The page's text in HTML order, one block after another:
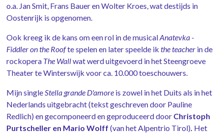
o.a. Jan Smit, Frans Bauer en Wolter Kroes, wat destijds in
Oostenrijk is opgenomen.
Ook kreeg ik de kans om een rol in de musicalAnatevka -
Fiddler on the Roofte spelen en later speelde ik the teacherin de
rockopera The Wallwat werd uitgevoerd in het Steengroeve
Theater te Winterswijk voor ca. 10.000 toeschouwers.
Mijn singleStella grande D'amoreis zowel in het Duits als in het
Nederlands uitgebracht (tekst geschreven door Pauline
Redlich) en gecomponeerd en geproduceerd door Christoph
Purtscheller en Mario Wolff (van het Alpentrio Tirol) Het